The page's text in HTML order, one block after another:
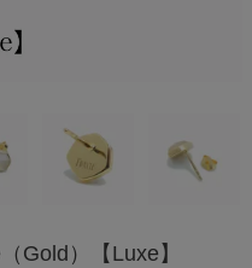
Gold）【Luxe】